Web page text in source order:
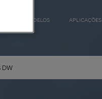
MODELOS APLICAÇÕES